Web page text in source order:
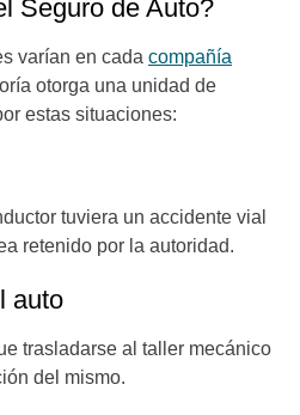
Seguro de Auto?
varían en cada compañía
otorga una unidad de
estas situaciones:
tuviera un accidente vial
retenido por la autoridad.
auto
trasladarse al taller mecánico
del mismo.